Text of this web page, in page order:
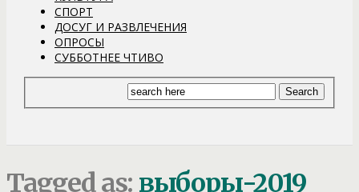
СПОРТ
ДОСУГ И РАЗВЛЕЧЕНИЯ
ОПРОСЫ
СУББОТНЕЕ ЧТИВО
Tagged as: выборы-2019